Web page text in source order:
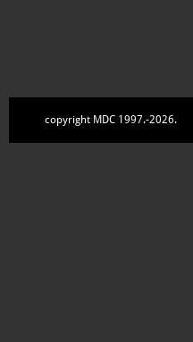
copyright MDC 1997.-2026.